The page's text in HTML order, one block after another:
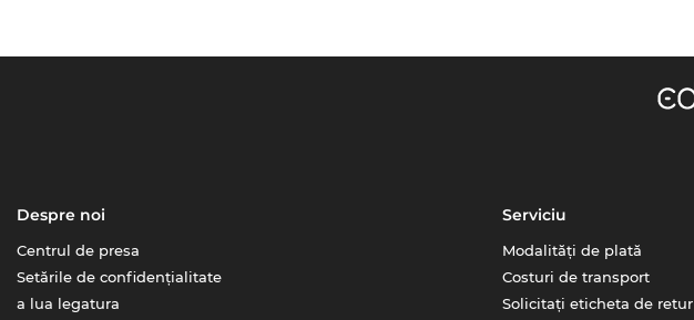
Despre noi
Centrul de presa
Setările de confidențialitate
a lua legatura
Serviciu
Modalități de plată
Costuri de transport
Solicitați eticheta de retur